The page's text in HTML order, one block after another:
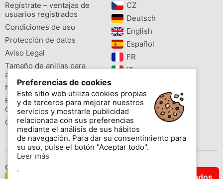
Filtrar Resultados
Regístrate – ventajas de
usuarios registrados
Condiciones de uso
Protección de datos
Aviso Legal
Tamaño de anillas para
aves
Newsletter
Buscador de especies
Cites
Colores de las anillas
CZ‎
Deutsch‎
English‎
Español‎
FR‎
IT‎
PL‎
PT‎
Preferencias de cookies
Este sitio web utiliza cookies propias
y de terceros para mejorar nuestros
servicios y mostrarle publicidad
relacionada con sus preferencias
mediante el análisis de sus hábitos
de navegación. Para dar su consentimiento para
su uso, pulse el botón "Aceptar todo".
Leer más
.
Contáctenos
Copyright © 2026 www.aviornis.net Tablón de anuncios gratis.